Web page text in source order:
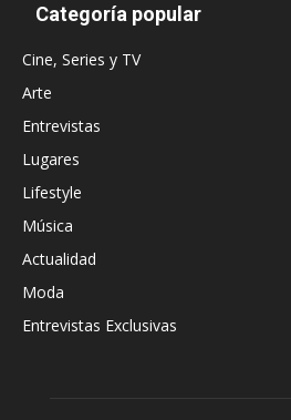
Categoría popular
Cine, Series y TV
Arte
Entrevistas
Lugares
Lifestyle
Música
Actualidad
Moda
Entrevistas Exclusivas